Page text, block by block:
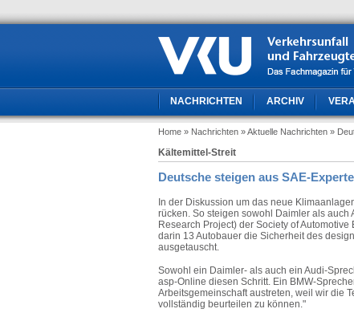
NACHRICHTEN ARCHIV
Home » Nachrichten » Aktuelle Nachrichten »
Kältemittel-Streit
Deutsche steigen aus SAE-
In der Diskussion um das neue
rücken. So steigen sowohl Daimler als auch
Research Project) der Society of
darin 13 Autobauer die Sicherheit des
ausgetauscht.
Sowohl ein Daimler- als auch ein Audi-
asp-Online diesen Schritt. Ein BMW-
Arbeitsgemeinschaft austreten, weil wir die
vollständig beurteilen zu können."